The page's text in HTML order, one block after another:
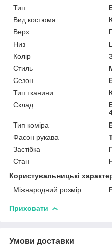
Тип
Вид костюма
Верх
Низ
Колір
Стиль
Сезон
Тип тканини
Склад
Тип коміра
Фасон рукава
Застібка
Стан
Користувальницькі
Міжнародний розмір
Приховати
Умови доставки